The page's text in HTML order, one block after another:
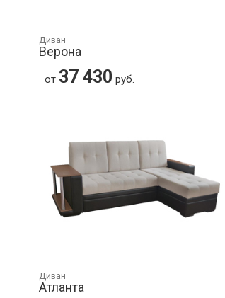
Диван
Верона
от 37 430 руб.
Диван
Атланта